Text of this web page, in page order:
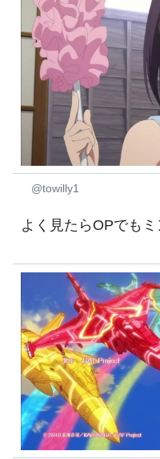
@towilly1
よく見たらOPでも